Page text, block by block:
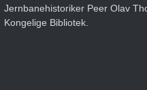
Jernbanehistoriker Peer Olav
Kongelige Bibliotek.